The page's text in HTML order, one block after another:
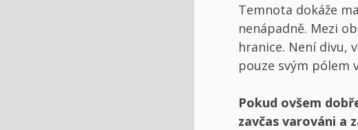
Temnota dokáže
nenápadně. Mezi
hranice. Není divu,
pouze svým pólem
Pokud ovšem
zavčas varováni a